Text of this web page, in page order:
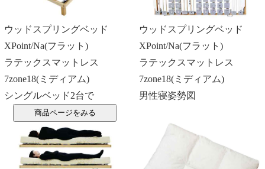
ウッドスプリングベッド
XPoint/Na(フラット)
ラテックスマットレス
7zone18(ミディアム)
シングルベッド2台で
ウッドスプリングベッド
XPoint/Na(フラット)
ラテックスマットレス
7zone18(ミディアム)
男性寝姿勢図